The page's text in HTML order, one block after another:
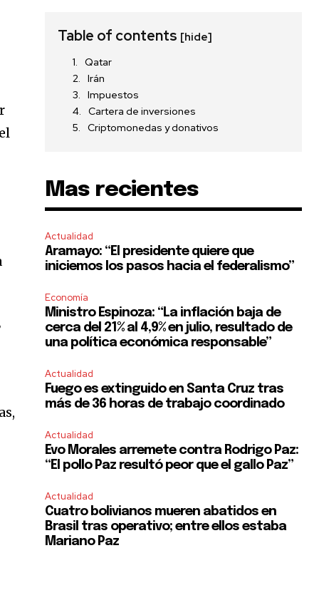
Table of contents [hide]
Qatar
Irán
Impuestos
Cartera de inversiones
Criptomonedas y donativos
Mas recientes
Actualidad
Aramayo: “El presidente quiere que
iniciemos los pasos hacia el federalismo”
Economía
Ministro Espinoza: “La inflación baja de
cerca del 21% al 4,9% en julio, resultado de
una política económica responsable”
Actualidad
Fuego es extinguido en Santa Cruz tras
más de 36 horas de trabajo coordinado
Actualidad
Evo Morales arremete contra Rodrigo Paz:
“El pollo Paz resultó peor que el gallo Paz”
Actualidad
Cuatro bolivianos mueren abatidos en
Brasil tras operativo; entre ellos estaba
Mariano Paz